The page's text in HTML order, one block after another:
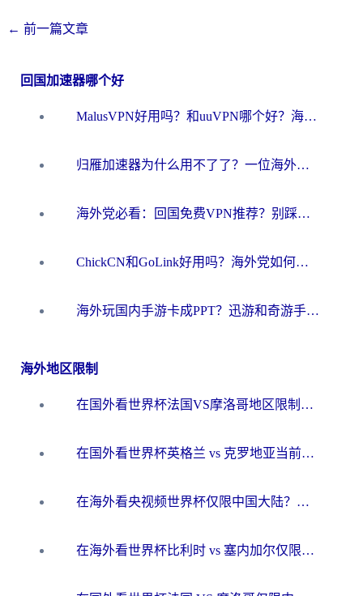
← 前一篇文章
回国加速器哪个好
MalusVPN好用吗？和uuVPN哪个好？海外党无缝访问国内资源的真实对比与选择指南
归雁加速器为什么用不了了？一位海外游子的真实困惑与技术解答
海外党必看：回国免费VPN推荐？别踩坑！教你选对加速器无缝刷国内资源
ChickCN和GoLink好用吗？海外党如何选对回国加速器
海外玩国内手游卡成PPT？迅游和奇游手游哪个好？一篇讲透回国加速器怎么选
海外地区限制
在国外看世界杯法国VS摩洛哥地区限制？这篇指南让你流畅看中文解说无压力
在国外看世界杯英格兰 vs 克罗地亚当前地区不可播放？这篇指南帮你搞定所有海外观赛难题
在海外看央视频世界杯仅限中国大陆？这篇指南帮你解锁中文解说+无卡顿直播
在海外看世界杯比利时 vs 塞内加尔仅限中国大陆？我找到了最流畅的中文解说之路